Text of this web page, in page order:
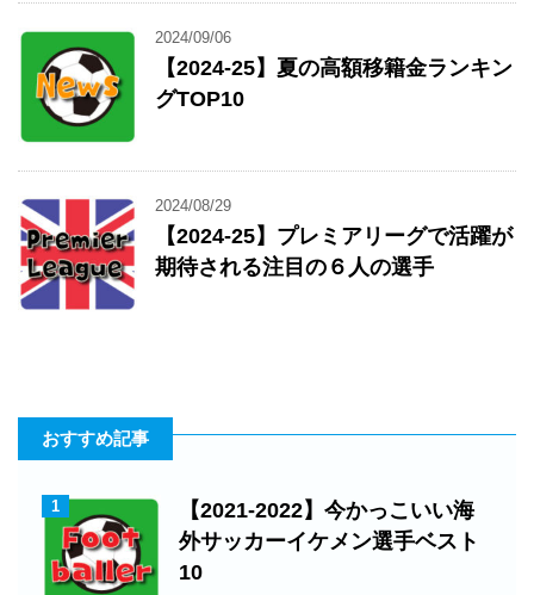
2024/09/06
【2024-25】夏の高額移籍金ランキン
グTOP10
2024/08/29
【2024-25】プレミアリーグで活躍が
期待される注目の６人の選手
おすすめ記事
1
【2021-2022】今かっこいい海
外サッカーイケメン選手ベスト
10